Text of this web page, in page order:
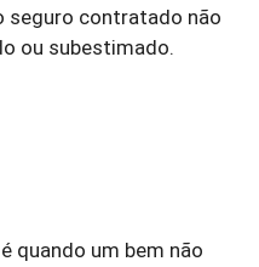
seguro contratado não
ou subestimado.
quando um bem não